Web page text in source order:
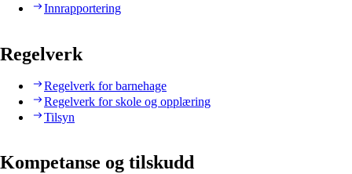
Innrapportering
Regelverk
Regelverk for barnehage
Regelverk for skole og opplæring
Tilsyn
Kompetanse og tilskudd